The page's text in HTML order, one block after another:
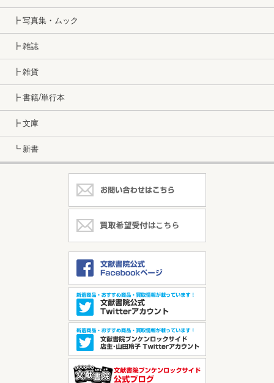
┣ 写真集・ムック
┣ 雑誌
┣ 雑貨
┣ 書籍/単行本
┣ 文庫
┗ 新書